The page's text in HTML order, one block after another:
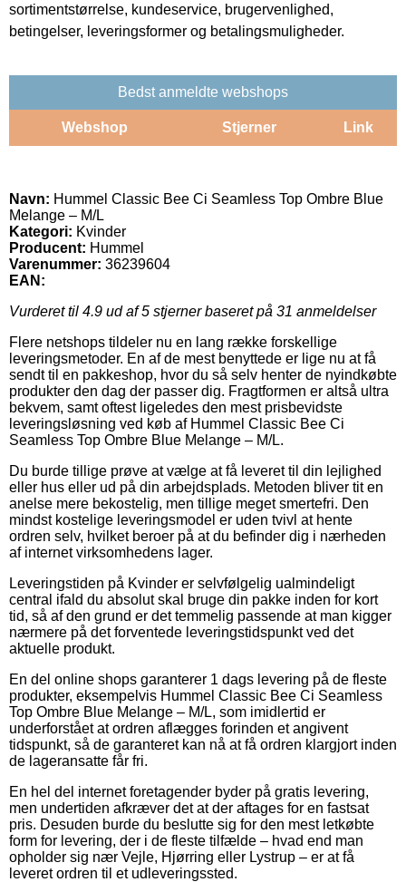
sortimentstørrelse, kundeservice, brugervenlighed,
betingelser, leveringsformer og betalingsmuligheder.
Bedst anmeldte webshops
Webshop Stjerner Link
Navn: Hummel Classic Bee Ci Seamless Top Ombre Blue
Melange – M/L
Kategori: Kvinder
Producent: Hummel
Varenummer: 36239604
EAN:
Vurderet til 4.9 ud af 5 stjerner baseret på 31 anmeldelser
Flere netshops tildeler nu en lang række forskellige
leveringsmetoder. En af de mest benyttede er lige nu at få
sendt til en pakkeshop, hvor du så selv henter de nyindkøbte
produkter den dag der passer dig. Fragtformen er altså ultra
bekvem, samt oftest ligeledes den mest prisbevidste
leveringsløsning ved køb af Hummel Classic Bee Ci
Seamless Top Ombre Blue Melange – M/L.
Du burde tillige prøve at vælge at få leveret til din lejlighed
eller hus eller ud på din arbejdsplads. Metoden bliver tit en
anelse mere bekostelig, men tillige meget smertefri. Den
mindst kostelige leveringsmodel er uden tvivl at hente
ordren selv, hvilket beroer på at du befinder dig i nærheden
af internet virksomhedens lager.
Leveringstiden på Kvinder er selvfølgelig ualmindeligt
central ifald du absolut skal bruge din pakke inden for kort
tid, så af den grund er det temmelig passende at man kigger
nærmere på det forventede leveringstidspunkt ved det
aktuelle produkt.
En del online shops garanterer 1 dags levering på de fleste
produkter, eksempelvis Hummel Classic Bee Ci Seamless
Top Ombre Blue Melange – M/L, som imidlertid er
underforstået at ordren aflægges forinden et angivent
tidspunkt, så de garanteret kan nå at få ordren klargjort inden
de lageransatte får fri.
En hel del internet foretagender byder på gratis levering,
men undertiden afkræver det at der aftages for en fastsat
pris. Desuden burde du beslutte sig for den mest letkøbte
form for levering, der i de fleste tilfælde – hvad end man
opholder sig nær Vejle, Hjørring eller Lystrup – er at få
leveret ordren til et udleveringssted.